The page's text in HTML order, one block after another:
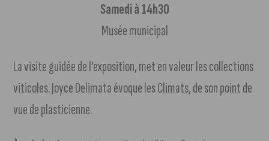
Samedi à 14h30
Musée municipal
La visite guidée de l’exposition, met en valeur les collections
viticoles. Joyce Delimata évoque les Climats, de son point de
vue de plasticienne.